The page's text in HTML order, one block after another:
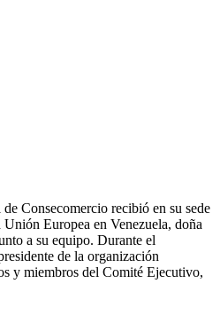
Consecomercio recibió en su sede
Europea en Venezuela, doña
a su equipo. Durante el
de la organización
y miembros del Comité Ejecutivo,